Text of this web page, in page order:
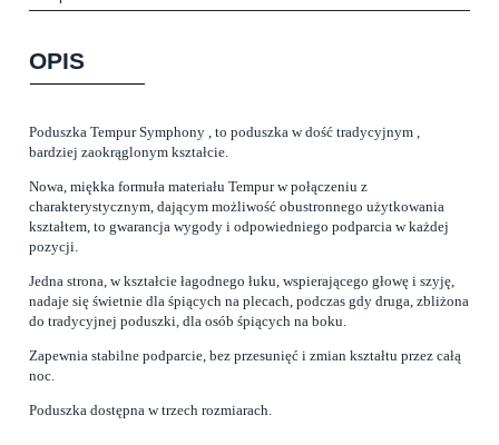
OPIS
Poduszka Tempur Symphony , to poduszka w dość tradycyjnym ,
bardziej zaokrąglonym kształcie.
Nowa, miękka formuła materiału Tempur w połączeniu z
charakterystycznym, dającym możliwość obustronnego użytkowania
kształtem, to gwarancja wygody i odpowiedniego podparcia w każdej
pozycji.
Jedna strona, w kształcie łagodnego łuku, wspierającego głowę i szyję,
nadaje się świetnie dla śpiących na plecach, podczas gdy druga, zbliżona
do tradycyjnej poduszki, dla osób śpiących na boku.
Zapewnia stabilne podparcie, bez przesunięć i zmian kształtu przez całą
noc.
Poduszka dostępna w trzech rozmiarach.